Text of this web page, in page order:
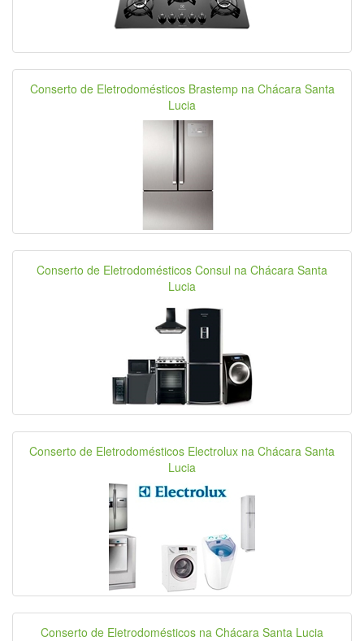
Conserto de Eletrodomésticos Brastemp na Chácara Santa
Lucia
Conserto de Eletrodomésticos Consul na Chácara Santa
Lucia
Conserto de Eletrodomésticos Electrolux na Chácara Santa
Lucia
Conserto de Eletrodomésticos na Chácara Santa Lucia